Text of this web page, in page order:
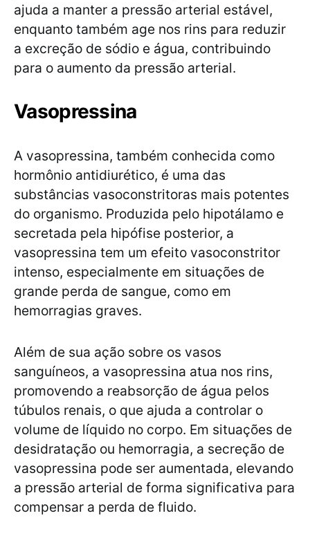
ajuda a manter a pressão arterial estável,
enquanto também age nos rins para reduzir
a excreção de sódio e água, contribuindo
para o aumento da pressão arterial.
Vasopressina
A vasopressina, também conhecida como
hormônio antidiurético, é uma das
substâncias vasoconstritoras mais potentes
do organismo. Produzida pelo hipotálamo e
secretada pela hipófise posterior, a
vasopressina tem um efeito vasoconstritor
intenso, especialmente em situações de
grande perda de sangue, como em
hemorragias graves.
Além de sua ação sobre os vasos
sanguíneos, a vasopressina atua nos rins,
promovendo a reabsorção de água pelos
túbulos renais, o que ajuda a controlar o
volume de líquido no corpo. Em situações de
desidratação ou hemorragia, a secreção de
vasopressina pode ser aumentada, elevando
a pressão arterial de forma significativa para
compensar a perda de fluido.